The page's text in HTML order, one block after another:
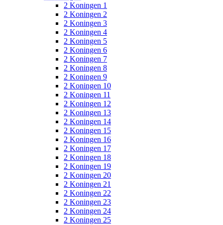
2 Koningen 1
2 Koningen 2
2 Koningen 3
2 Koningen 4
2 Koningen 5
2 Koningen 6
2 Koningen 7
2 Koningen 8
2 Koningen 9
2 Koningen 10
2 Koningen 11
2 Koningen 12
2 Koningen 13
2 Koningen 14
2 Koningen 15
2 Koningen 16
2 Koningen 17
2 Koningen 18
2 Koningen 19
2 Koningen 20
2 Koningen 21
2 Koningen 22
2 Koningen 23
2 Koningen 24
2 Koningen 25